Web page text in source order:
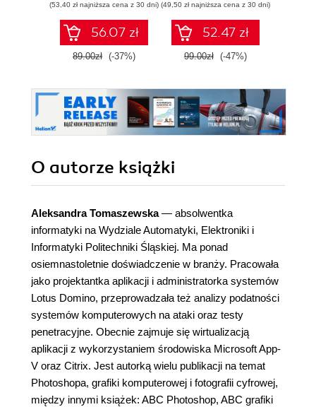
algorytmy z
dziedzin uczenia
maszynowego,
projektowania
oprogramowania,
Wydanie II
(53,40 zł najniższa cena z 30 dni)
56.07 zł
89.00zł (-37%)
MicroPython i Lua
na urządzeniach
IoT ESP8266,
ESP32 i Arduino
(49,50 zł najniższa cena z 30 dni)
52.47 zł
99.00zł (-47%)
O autorze książki
Aleksandra Tomaszewska— absolwentka
informatyki na Wydziale Automatyki, Elektroniki i
Informatyki Politechniki Śląskiej. Ma ponad
osiemnastoletnie doświadczenie w branży. Pracowała
jako projektantka aplikacji i administratorka systemów
Lotus Domino, przeprowadzała też analizy podatności
systemów komputerowych na ataki oraz testy
penetracyjne. Obecnie zajmuje się wirtualizacją
aplikacji z wykorzystaniem środowiska Microsoft App-
V oraz Citrix. Jest autorką wielu publikacji na temat
Photoshopa, grafiki komputerowej i fotografii cyfrowej,
między innymi książek: ABC Photoshop, ABC grafiki